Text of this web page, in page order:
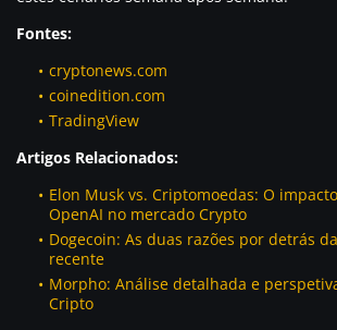
Fontes:
cryptonews.com
coinedition.com
TradingView
Artigos Relacionados:
Elon Musk vs. Criptomoedas: O
OpenAI no mercado Crypto
Dogecoin: As duas razões por detrás
recente
Morpho: Análise detalhada e
Cripto